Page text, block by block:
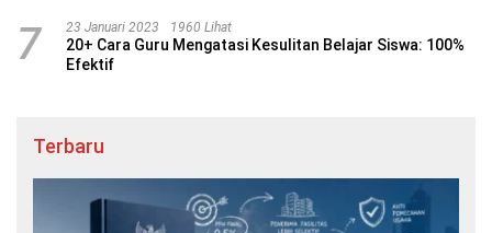
7 23 Januari 2023 1960 Lihat
20+ Cara Guru Mengatasi Kesulitan Belajar Siswa: 100%
Efektif
Terbaru